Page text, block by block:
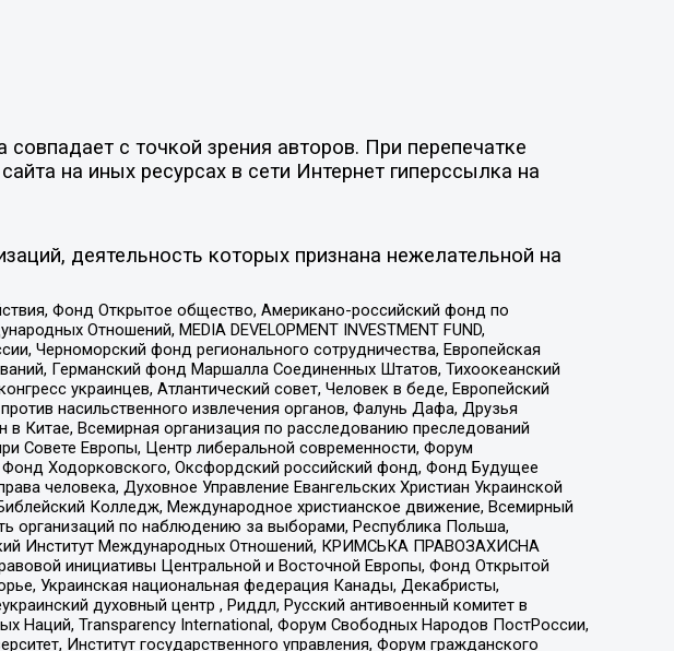
с точкой зрения авторов. При перепечатке
на иных ресурсах в сети Интернет гиперссылка на
деятельность которых признана нежелательной на
Фонд Открытое общество, Американо-российский фонд по
Отношений, MEDIA DEVELOPMENT INVESTMENT FUND,
Черноморский фонд регионального сотрудничества, Европейская
Германский фонд Маршалла Соединенных Штатов, Тихоокеанский
украинцев, Атлантический совет, Человек в беде, Европейский
насильственного извлечения органов, Фалунь Дафа, Друзья
Китае, Всемирная организация по расследованию преследований
Совете Европы, Центр либеральной современности, Форум
Ходорковского, Оксфордский российский фонд, Фонд Будущее
человека, Духовное Управление Евангельских Христиан Украинской
Колледж, Международное христианское движение, Всемирный
организаций по наблюдению за выборами, Республика Польша,
Институт Международных Отношений, КРИМСЬКА ПРАВОЗАХИСНА
инициативы Центральной и Восточной Европы, Фонд Открытой
Украинская национальная федерация Канады, Декабристы,
духовный центр , Риддл, Русский антивоенный комитет в
Наций, Transparеncy International, Форум Свободных Народов ПостРоссии,
Институт государственного управления, Форум гражданского